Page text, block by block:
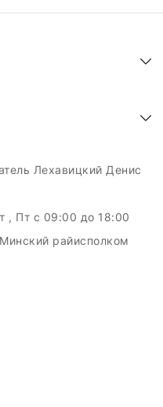
Лехавицкий Денис
, Пт c 09:00 до 18:00
райисполком